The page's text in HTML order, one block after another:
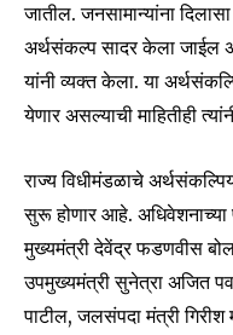
जातील. जनसामान्यांना
अर्थसंकल्प सादर केला जाईल
यांनी व्यक्त केला. या
येणार असल्याची माहितीही
राज्य विधीमंडळाचे
सुरू होणार आहे. अधिवेशनाच्या
मुख्यमंत्री देवेंद्र फडणवीस
उपमुख्यमंत्री सुनेत्रा अजित
पाटील, जलसंपदा मंत्री